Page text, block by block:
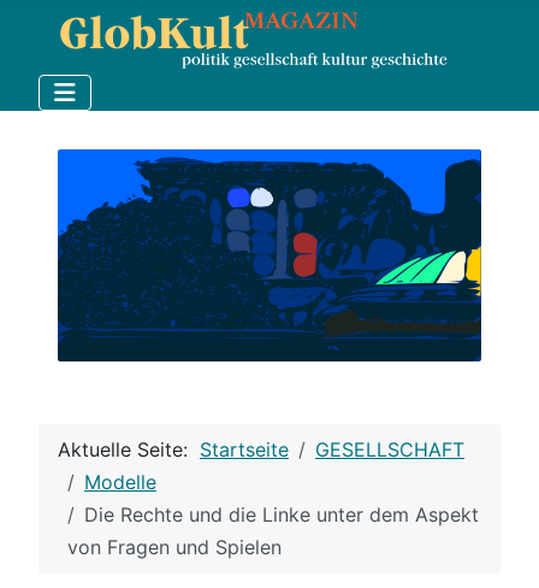
Aktuelle Seite: Startseite
GESELLSCHAFT
Modelle
Die Rechte und die Linke unter dem Aspekt
von Fragen und Spielen